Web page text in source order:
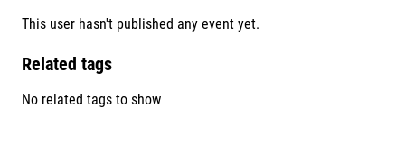
This user hasn't published any event yet.
Related tags
No related tags to show